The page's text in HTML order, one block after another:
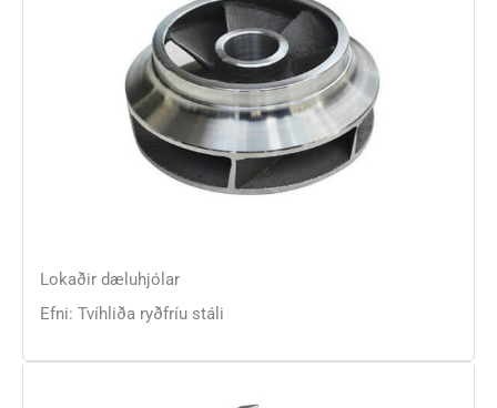
Lokaðir dæluhjólar
Efni: Tvíhliða ryðfríu stáli